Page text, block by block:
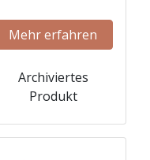
Mehr erfahren
Archiviertes
Produkt